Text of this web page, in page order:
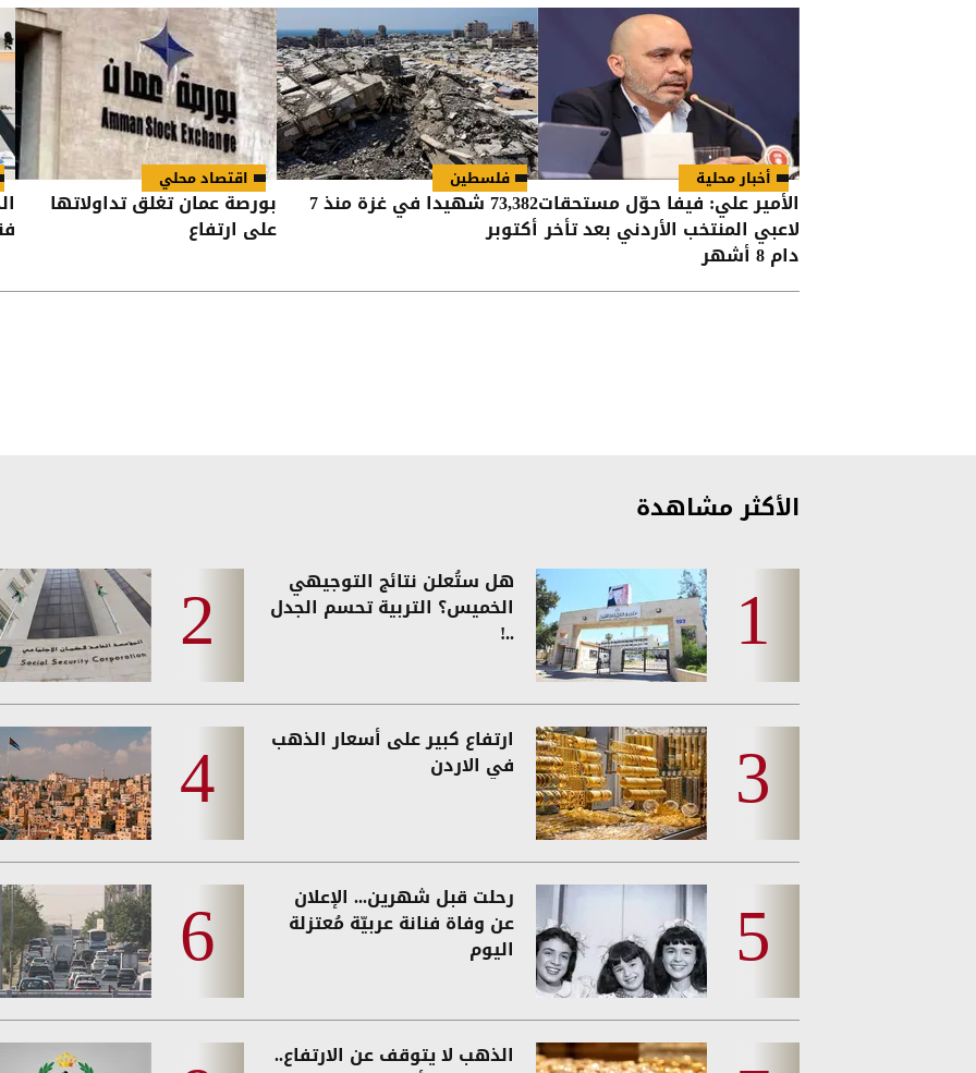
أخبار محلية
الأمير علي: فيفا حوّل مستحقات
لاعبي المنتخب الأردني بعد تأخر
دام 8 أشهر
فلسطين
73,382 شهيدا في غزة منذ 7
أكتوبر
اقتصاد محلي
بورصة عمان تغلق تداولاتها
على ارتفاع
الأكثر مشاهدة
هل ستُعلن نتائج التوجيهي
الخميس؟ التربية تحسم الجدل
..!
ارتفاع كبير على أسعار الذهب
في الاردن
رحلت قبل شهرين... الإعلان
عن وفاة فنانة عربيّة مُعتزلة
اليوم
الذهب لا يتوقف عن الارتفاع..